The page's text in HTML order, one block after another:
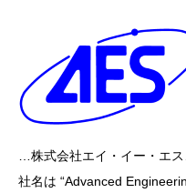
…株式会社エイ・イー
社名は “Advanced